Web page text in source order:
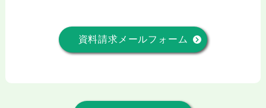
資料請求メールフォーム